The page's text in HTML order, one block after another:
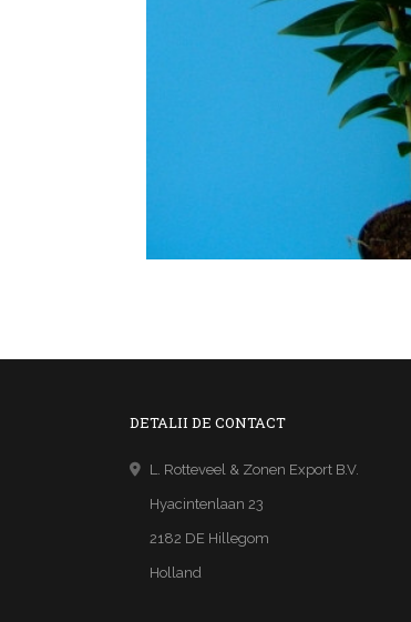
DETALII DE CONTACT
L. Rotteveel & Zonen Export B.V.
Hyacintenlaan 23
2182 DE Hillegom
Holland